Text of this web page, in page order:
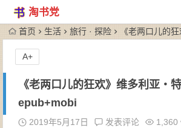
淘书党
首页 生活 旅行 · 探险 《老两口儿的狂欢》
《老两口儿的狂欢》维多利亚・
epub+mobi
2019年5月17日 发表评论 1,360
A+